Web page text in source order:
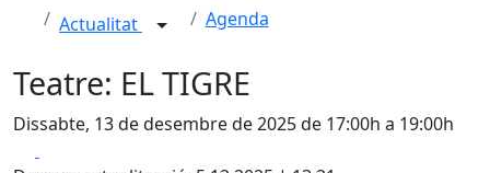
Actualitat Agenda
Teatre: EL TIGRE
Dissabte, 13 de desembre de 2025 de 17:00h a 19:00h